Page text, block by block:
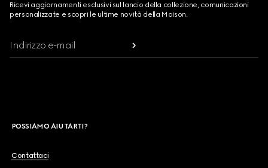
Ricevi aggiornamenti esclusivi sul lancio della collezione, comunicazioni
personalizzate e scopri le ultime novità della Maison.
Indirizzo e-mail
POSSIAMO AIUTARTI?
Contattaci